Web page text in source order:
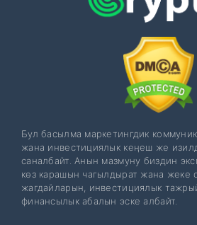
Бул басылма маркетингдик
жана инвестициялык кеңеш же
саналбайт. Анын мазмуну биздин
көз карашын чагылдырат жана жеке
жагдайларын, инвестициялык
финансылык абалын эске албайт.